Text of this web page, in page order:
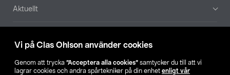
Vi på Clas Ohlson använder cookies
Genom att trycka ”Acceptera alla cookies” samtycker du till att vi
lagrar cookies och andra spårtekniker på din enhet enligt vår
Aktuellt
Hitta butik